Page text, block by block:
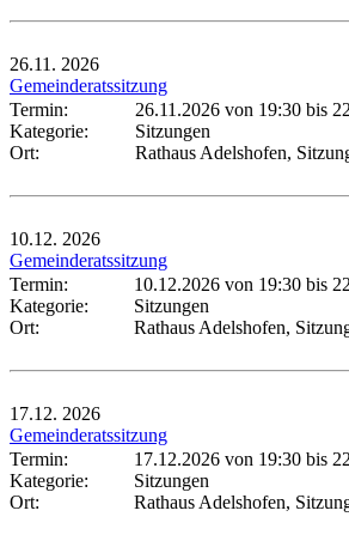
26.11. 2026
Gemeinderatssitzung
Termin:
26.11.2026 von 19:30 bis
Kategorie:
Sitzungen
Ort:
Rathaus Adelshofen,
10.12. 2026
Gemeinderatssitzung
Termin:
10.12.2026 von 19:30 bis
Kategorie:
Sitzungen
Ort:
Rathaus Adelshofen,
17.12. 2026
Gemeinderatssitzung
Termin:
17.12.2026 von 19:30 bis
Kategorie:
Sitzungen
Ort:
Rathaus Adelshofen,